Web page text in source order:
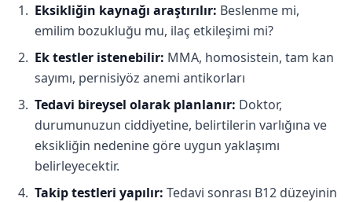
Eksikliğin kaynağı araştırılır: Beslenme mi,
emilim bozukluğu mu, ilaç etkileşimi mi?
Ek testler istenebilir: MMA, homosistein, tam kan
sayımı, pernisiyöz anemi antikorları
Tedavi bireysel olarak planlanır: Doktor,
durumunuzun ciddiyetine, belirtilerin varlığına ve
eksikliğin nedenine göre uygun yaklaşımı
belirleyecektir.
Takip testleri yapılır: Tedavi sonrası B12 düzeyinin